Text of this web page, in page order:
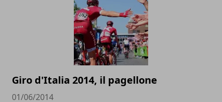
Giro d'Italia 2014, il pagellone
01/06/2014